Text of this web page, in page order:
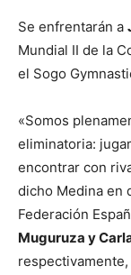
Se enfrentarán a
Mundial II de la
el Sogo
«Somos
eliminatoria:
encontrar con
dicho Medina en
Federación
Muguruza y